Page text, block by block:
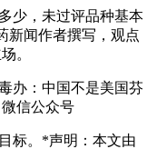
少，未过评品种基本
新闻作者撰写，观点
。
办：中国不是美国芬
信公众号
标。*声明：本文由